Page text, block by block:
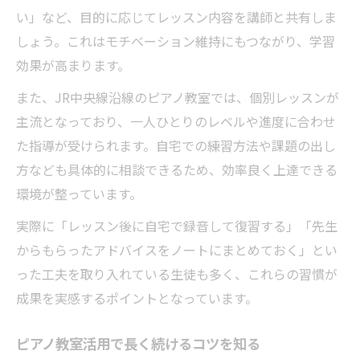
い」など、目的に応じてレッスン内容を講師と共有しま
しょう。これはモチベーション維持にもつながり、学習
効果が高まります。
また、JR中央線沿線のピアノ教室では、個別レッスンが
主流となっており、一人ひとりのレベルや進度に合わせ
た指導が受けられます。自宅での練習方法や課題の出し
方なども具体的に相談できるため、効率良く上達できる
環境が整っています。
実際に「レッスン後に自宅で録音して復習する」「先生
からもらったアドバイスをノートにまとめておく」とい
った工夫を取り入れている生徒も多く、これらの習慣が
成果を実感するポイントとなっています。
ピアノ教室活用で長く続けるコツを知る